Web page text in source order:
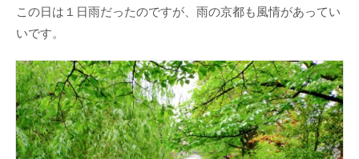
この日は１日雨だったのですが、雨の京都も風情があってい
いです。